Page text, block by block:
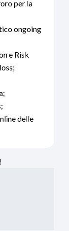
per la
ongoing
e Risk
delle